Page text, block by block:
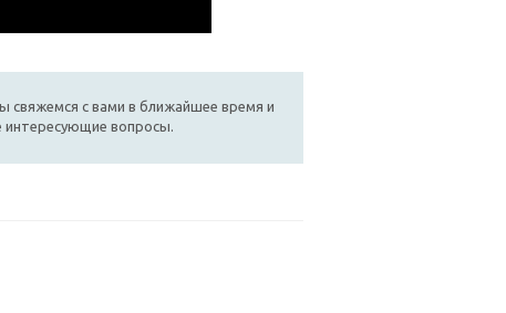
свяжемся с вами в ближайшее время и
интересующие вопросы.